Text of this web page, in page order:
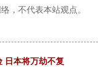
，不代表本站观点。
日本将万劫不复